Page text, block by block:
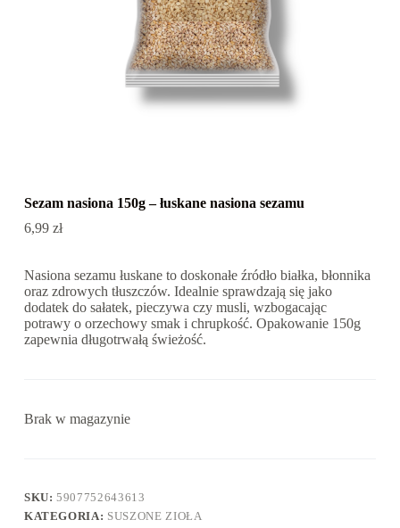
Sezam nasiona 150g – łuskane nasiona sezamu
6,99 zł
Nasiona sezamu łuskane to doskonałe źródło białka, błonnika
oraz zdrowych tłuszczów. Idealnie sprawdzają się jako
dodatek do sałatek, pieczywa czy musli, wzbogacając
potrawy o orzechowy smak i chrupkość. Opakowanie 150g
zapewnia długotrwałą świeżość.
Brak w magazynie
SKU:5907752643613
KATEGORIA: SUSZONE ZIOŁA